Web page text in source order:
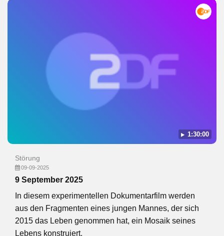
1:30:00
Störung
09-09-2025
9 September 2025
In diesem experimentellen Dokumentarfilm werden
aus den Fragmenten eines jungen Mannes, der sich
2015 das Leben genommen hat, ein Mosaik seines
Lebens konstruiert.